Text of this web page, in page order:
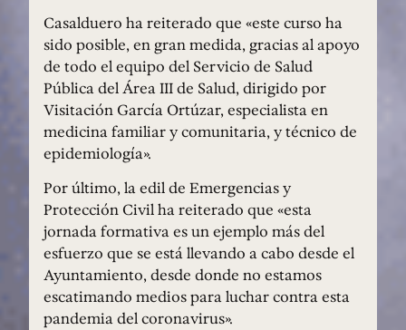
Casalduero ha reiterado que «este curso ha
sido posible, en gran medida, gracias al apoyo
de todo el equipo del Servicio de Salud
Pública del Área III de Salud, dirigido por
Visitación García Ortúzar, especialista en
medicina familiar y comunitaria, y técnico de
epidemiología».
Por último, la edil de Emergencias y
Protección Civil ha reiterado que «esta
jornada formativa es un ejemplo más del
esfuerzo que se está llevando a cabo desde el
Ayuntamiento, desde donde no estamos
escatimando medios para luchar contra esta
pandemia del coronavirus».